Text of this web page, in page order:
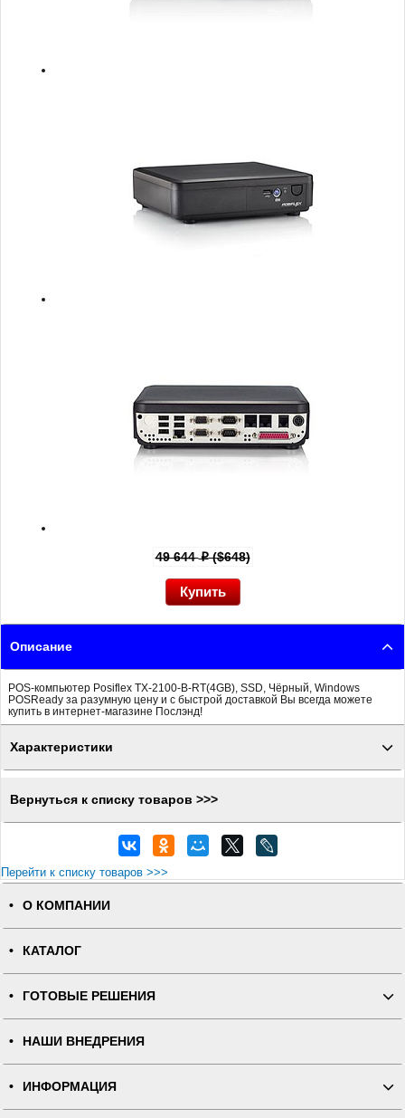
49 644p($648)
Описание
POS-компьютер Posiflex TX-2100-B-RT(4GB), SSD, Чёрный, Windows
POSReady за разумную цену и с быстрой доставкой Вы всегда можете
купить в интернет-магазине Послэнд!
Характеристики
Вернуться к списку товаров >>>
Перейти к списку товаров >>>
О КОМПАНИИ
КАТАЛОГ
ГОТОВЫЕ РЕШЕНИЯ
НАШИ ВНЕДРЕНИЯ
ИНФОРМАЦИЯ